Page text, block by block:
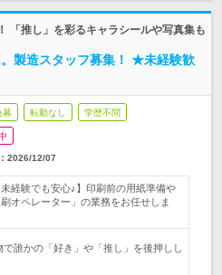
「推し」を彩るキャラシールや写真集も
製造スタッフ募集！ ★未経験歓
募 転勤なし 学歴不問
2026/12/07
未経験でも安心♪】印刷前の用紙準備や
オペレーター」の業務をお任せしま
誰かの「好き」や「推し」を後押しし